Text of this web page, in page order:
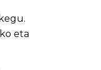
eta